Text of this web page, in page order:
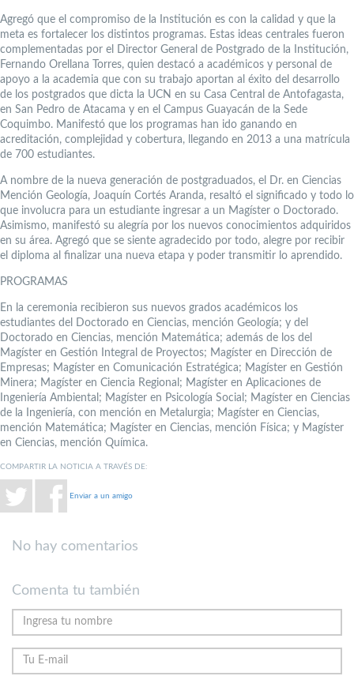
Agregó que el compromiso de la Institución es con la calidad y que la
meta es fortalecer los distintos programas. Estas ideas centrales fueron
complementadas por el Director General de Postgrado de la Institución,
Fernando Orellana Torres, quien destacó a académicos y personal de
apoyo a la academia que con su trabajo aportan al éxito del desarrollo
de los postgrados que dicta la UCN en su Casa Central de Antofagasta,
en San Pedro de Atacama y en el Campus Guayacán de la Sede
Coquimbo. Manifestó que los programas han ido ganando en
acreditación, complejidad y cobertura, llegando en 2013 a una matrícula
de 700 estudiantes.
A nombre de la nueva generación de postgraduados, el Dr. en Ciencias
Mención Geología, Joaquín Cortés Aranda, resaltó el significado y todo lo
que involucra para un estudiante ingresar a un Magíster o Doctorado.
Asimismo, manifestó su alegría por los nuevos conocimientos adquiridos
en su área. Agregó que se siente agradecido por todo, alegre por recibir
el diploma al finalizar una nueva etapa y poder transmitir lo aprendido.
PROGRAMAS
En la ceremonia recibieron sus nuevos grados académicos los
estudiantes del Doctorado en Ciencias, mención Geología; y del
Doctorado en Ciencias, mención Matemática; además de los del
Magíster en Gestión Integral de Proyectos; Magíster en Dirección de
Empresas; Magíster en Comunicación Estratégica; Magíster en Gestión
Minera; Magíster en Ciencia Regional; Magíster en Aplicaciones de
Ingeniería Ambiental; Magíster en Psicología Social; Magíster en Ciencias
de la Ingeniería, con mención en Metalurgia; Magíster en Ciencias,
mención Matemática; Magíster en Ciencias, mención Física; y Magíster
en Ciencias, mención Química.
COMPARTIR LA NOTICIA A TRAVÉS DE:
Enviar a un amigo
No hay comentarios
Comenta tu también